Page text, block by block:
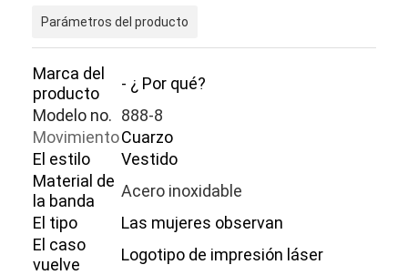
Parámetros del producto
Marca del
producto
- ¿ Por qué?
Modelo no. 888-8
MovimientoCuarzo
El estilo
Vestido
Material de
la banda
Acero inoxidable
El tipo
Las mujeres observan
El caso
vuelve
Logotipo de impresión láser